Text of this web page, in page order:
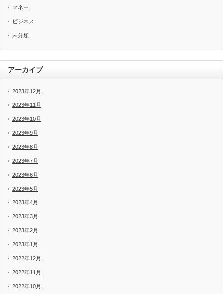
マネー
ビジネス
未分類
アーカイブ
2023年12月
2023年11月
2023年10月
2023年9月
2023年8月
2023年7月
2023年6月
2023年5月
2023年4月
2023年3月
2023年2月
2023年1月
2022年12月
2022年11月
2022年10月